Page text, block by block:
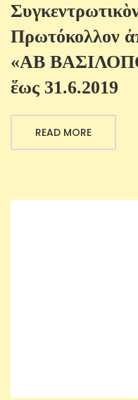
Πρωτόκολλον
«ΑΒ
ἕως 31.6.2019
READ MORE